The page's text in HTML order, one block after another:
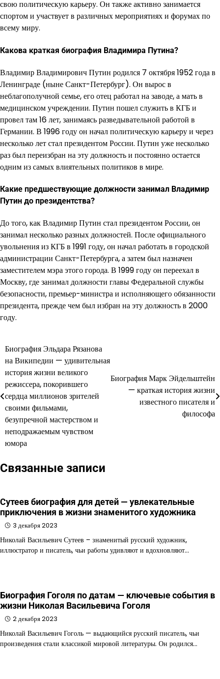
свою политическую карьеру. Он также активно занимается
спортом и участвует в различных мероприятиях и форумах по
всему миру.
Какова краткая биография Владимира Путина?
Владимир Владимирович Путин родился 7 октября 1952 года в
Ленинграде (ныне Санкт-Петербург). Он вырос в
неблагополучной семье, его отец работал на заводе, а мать в
медицинском учреждении. Путин пошел служить в КГБ и
провел там 16 лет, занимаясь разведывательной работой в
Германии. В 1996 году он начал политическую карьеру и через
несколько лет стал президентом России. Путин уже несколько
раз был переизбран на эту должность и постоянно остается
одним из самых влиятельных политиков в мире.
Какие предшествующие должности занимал Владимир
Путин до президентства?
До того, как Владимир Путин стал президентом России, он
занимал несколько разных должностей. После официального
увольнения из КГБ в 1991 году, он начал работать в городской
администрации Санкт-Петербурга, а затем был назначен
заместителем мэра этого города. В 1999 году он переехал в
Москву, где занимал должности главы Федеральной службы
безопасности, премьер-министра и исполняющего обязанности
президента, прежде чем был избран на эту должность в 2000
году.
Навигация
по
записям
Биография Эльдара Рязанова
на Википедии — удивительная
история жизни великого
режиссера, покорившего
сердца миллионов зрителей
своими фильмами,
безупречной мастерством и
неподражаемым чувством
юмора
Биография Марк Эйдельштейн
— краткая история жизни
известного писателя и
философа
Связанные записи
Сутеев биография для детей — увлекательные
приключения в жизни знаменитого художника
3 декабря 2023
Николай Васильевич Сутеев – знаменитый русский художник,
иллюстратор и писатель, чьи работы удивляют и вдохновляют…
Биография Гоголя по датам — ключевые события в
жизни Николая Васильевича Гоголя
2 декабря 2023
Николай Васильевич Гоголь — выдающийся русский писатель, чьи
произведения стали классикой мировой литературы. Он родился…